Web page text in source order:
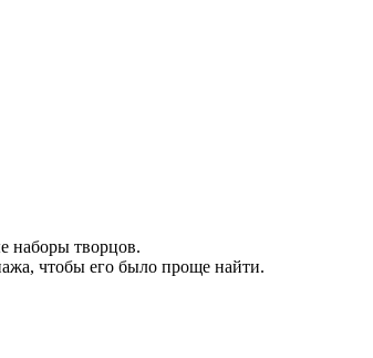
наборы творцов.
чтобы его было проще найти.